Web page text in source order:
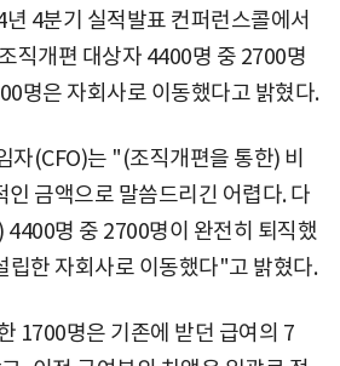
4분기 실적발표 컨퍼런스콜에서
직개편 대상자 4400명 중 2700명
명은 자회사로 이동했다고 밝혔다.
자(CFO)는 "(조직개편을 통한) 비
인 금액으로 말씀드리긴 어렵다. 다
4400명 중 2700명이 완전히 퇴직했
립한 자회사로 이동했다"고 밝혔다.
1700명은 기존에 받던 급여의 7